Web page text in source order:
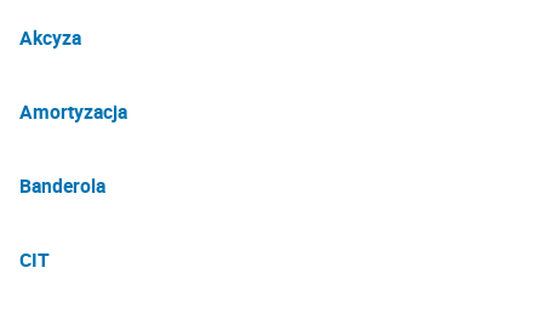
Akcyza
Amortyzacja
Banderola
CIT